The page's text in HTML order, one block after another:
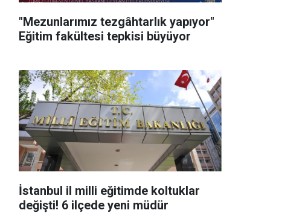
"Mezunlarımız tezgâhtarlık yapıyor"
Eğitim fakültesi tepkisi büyüyor
İstanbul il milli eğitimde koltuklar
değişti! 6 ilçede yeni müdür